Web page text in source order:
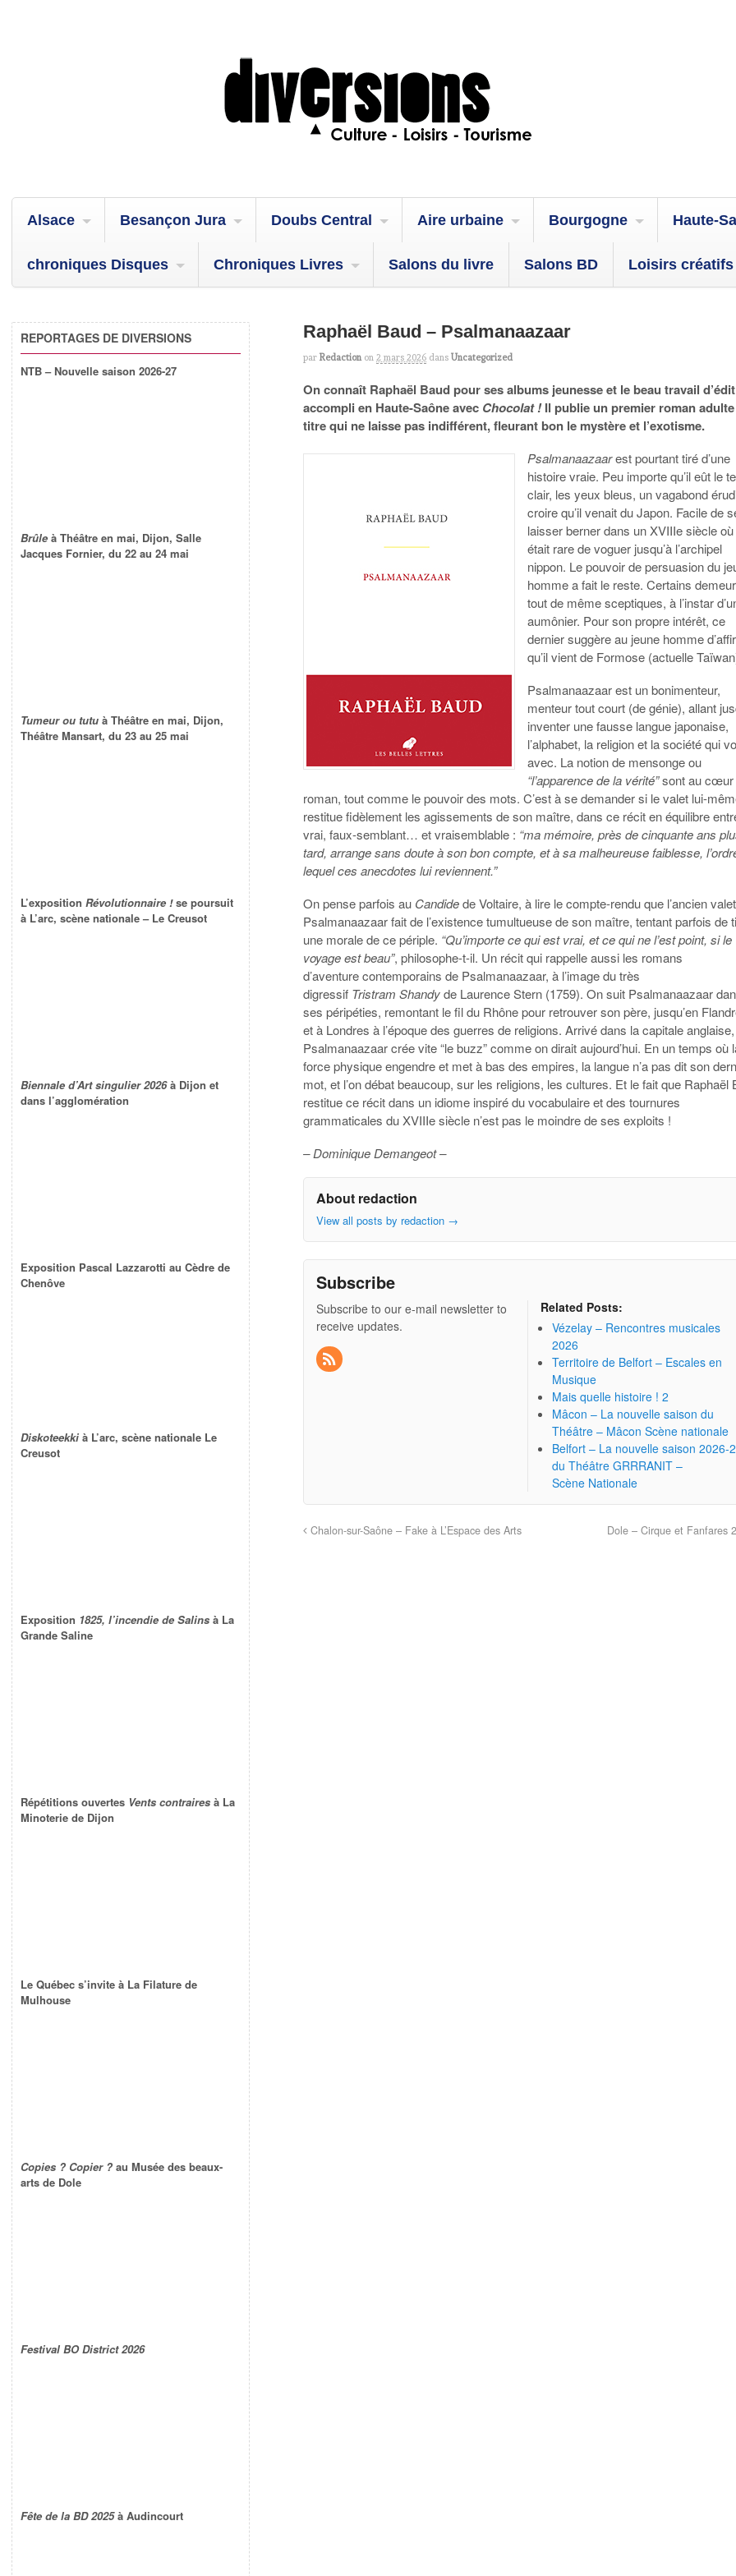
Alsace Besançon Jura Doubs Central Aire urbaine Bourgogne Haute-
chroniques Disques Chroniques Livres Salons du livre Salons BD Loisirs créatifs
Raphaël Baud – Psalmanaazaar
par Redaction on 2 mars 2026 dans Uncategorized
On connaît Raphaël Baud pour ses albums jeunesse et le beau travail
accompli en Haute-Saône avec Chocolat !Il publie un premier roman
titre qui ne laisse pas indifférent, fleurant bon le mystère et l’exotisme.
Psalmanaazaarest pourtant tiré d’une
histoire vraie. Peu importe qu’il eût le
clair, les yeux bleus, un vagabond
croire qu’il venait du Japon. Facile de
laisser berner dans un XVIIIe siècle
était rare de voguer jusqu’à l’archipel
nippon. Le pouvoir de persuasion du
homme a fait le reste. Certains
tout de même sceptiques, à l’instar
aumônier. Pour son propre intérêt, ce
dernier suggère au jeune homme
qu’il vient de Formose (actuelle
Psalmanaazaar est un bonimenteur,
menteur tout court (de génie), allant
inventer une fausse langue japonaise,
l’alphabet, la religion et la société qui
avec. La notion de mensonge ou
“l’apparence de la vérité”sont au cœur
roman, tout comme le pouvoir des mots. C’est à se demander si le valet lui-
restitue fidèlement les agissements de son maître, dans ce récit en équilibre
vrai, faux-semblant… et vraisemblable : “ma mémoire, près de cinquante ans
tard, arrange sans doute à son bon compte, et à sa malheureuse faiblesse,
lequel ces anecdotes lui reviennent.”
On pense parfois au Candidede Voltaire, à lire le compte-rendu que l’ancien
Psalmanaazaar fait de l’existence tumultueuse de son maître, tentant parfois de
une morale de ce périple. “Qu’importe ce qui est vrai, et ce qui ne l’est point, si le
voyage est beau”, philosophe-t-il. Un récit qui rappelle aussi les romans
d’aventure contemporains de Psalmanaazaar, à l’image du très
digressif Tristram Shandyde Laurence Stern (1759). On suit Psalmanaazaar
ses péripéties, remontant le fil du Rhône pour retrouver son père, jusqu’en
et à Londres à l’époque des guerres de religions. Arrivé dans la capitale anglaise,
Psalmanaazaar crée vite “le buzz” comme on dirait aujourd’hui. En un temps où
force physique engendre et met à bas des empires, la langue n’a pas dit son
mot, et l’on débat beaucoup, sur les religions, les cultures. Et le fait que Raphaël
restitue ce récit dans un idiome inspiré du vocabulaire et des tournures
grammaticales du XVIIIe siècle n’est pas le moindre de ses exploits !
– Dominique Demangeot –
About redaction
View all posts by redaction →
Subscribe
Subscribe to our e-mail newsletter to
receive updates.
Related Posts:
Vézelay – Rencontres musicales
2026
Territoire de Belfort – Escales en
Musique
Mais quelle histoire ! 2
Mâcon – La nouvelle saison du
Théâtre – Mâcon Scène nationale
Belfort – La nouvelle saison 2026-
du Théâtre GRRRANIT –
Scène Nationale
Chalon-sur-Saône – Fake à L’Espace des Arts Dole – Cirque et Fanfares
REPORTAGES DE DIVERSIONS
NTB – Nouvelle saison 2026-27
Brûle à Théâtre en mai, Dijon, Salle
Jacques Fornier, du 22 au 24 mai
Tumeur ou tutu à Théâtre en mai, Dijon,
Théâtre Mansart, du 23 au 25 mai
L’exposition Révolutionnaire !se poursuit
à L’arc, scène nationale – Le Creusot
Biennale d’Art singulier 2026à Dijon et
dans l’agglomération
Exposition Pascal Lazzarotti au Cèdre de
Chenôve
Diskoteekki à L’arc, scène nationale Le
Creusot
Exposition 1825, l’incendie de Salins à La
Grande Saline
Répétitions ouvertes Vents contraires à La
Minoterie de Dijon
Le Québec s’invite à La Filature de
Mulhouse
Copies ? Copier ? au Musée des beaux-
arts de Dole
Festival BO District 2026
Fête de la BD 2025à Audincourt